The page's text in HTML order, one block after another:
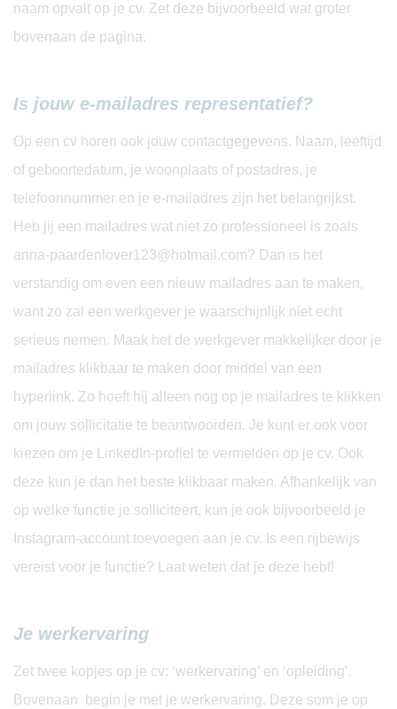
naam opvalt op je cv. Zet deze bijvoorbeeld wat groter
bovenaan de pagina.
Is jouw e-mailadres representatief?
Op een cv horen ook jouw contactgegevens. Naam, leeftijd
of geboortedatum, je woonplaats of postadres, je
telefoonnummer en je e-mailadres zijn het belangrijkst.
Heb jij een mailadres wat niet zo professioneel is zoals
anna-paardenlover123@hotmail.com? Dan is het
verstandig om even een nieuw mailadres aan te maken,
want zo zal een werkgever je waarschijnlijk niet echt
serieus nemen. Maak het de werkgever makkelijker door je
mailadres klikbaar te maken door middel van een
hyperlink. Zo hoeft hij alleen nog op je mailadres te klikken
om jouw sollicitatie te beantwoorden. Je kunt er ook voor
kiezen om je LinkedIn-profiel te vermelden op je cv. Ook
deze kun je dan het beste klikbaar maken. Afhankelijk van
op welke functie je solliciteert, kun je ook bijvoorbeeld je
Instagram-account toevoegen aan je cv. Is een rijbewijs
vereist voor je functie? Laat weten dat je deze hebt!
Je werkervaring
Zet twee kopjes op je cv: ‘werkervaring’ en ‘opleiding’.
Bovenaan begin je met je werkervaring. Deze som je op